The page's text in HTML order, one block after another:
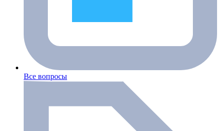
Все вопросы